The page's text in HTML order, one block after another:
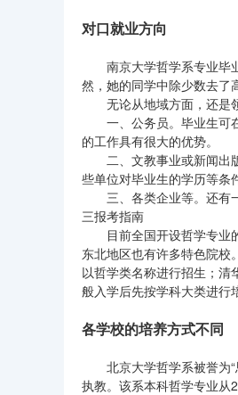
对口就业方向
南京大学哲学系专业毕
然，她的同学中除少数去了
无论从地域方面，还是
一、公务员。毕业生可
的工作具有很大的优势。
二、文教事业或新闻出
些单位对毕业生的学历等条
三、各类企业等。还有
三报考指南
目前全国开设哲学专业
东北地区也有许多特色院校
以哲学类名称进行招生；清
般入学后先按学科大类进行
各学校的培养方式不同
北京大学哲学系被誉为
执教。该系本科哲学专业从